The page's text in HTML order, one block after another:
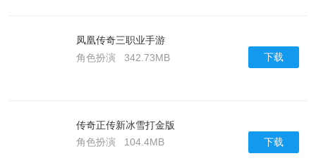
凤凰传奇三职业手游
角色扮演
342.73MB 下载
传奇正传新冰雪打金版
角色扮演
104.4MB 下载